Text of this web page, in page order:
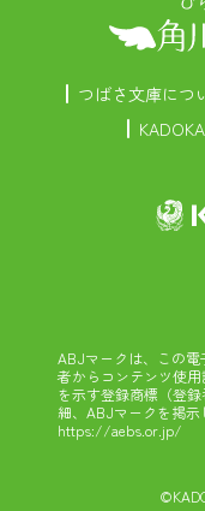
つばさ文庫につ
ABJマークは、この
者からコンテンツ使
を示す登録商標（登
細、ABJマークを掲示
https://aebs.or.jp/